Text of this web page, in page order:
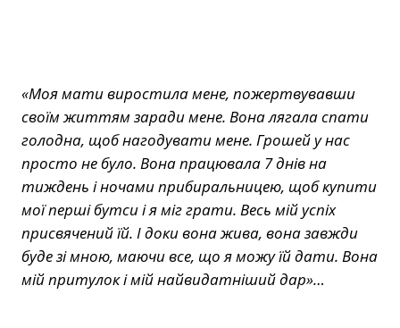
«Моя мати виростила мене, пожертвувавши
своїм життям заради мене. Вона лягала спати
голодна, щоб нагодувати мене. Грошей у нас
просто не було. Вона працювала 7 днів на
тиждень і ночами прибиральницею, щоб купити
мої перші бутси і я міг грати. Весь мій успіх
присвячений їй. І доки вона жива, вона завжди
буде зі мною, маючи все, що я можу їй дати. Вона
мій притулок і мій найвидатніший дар»…